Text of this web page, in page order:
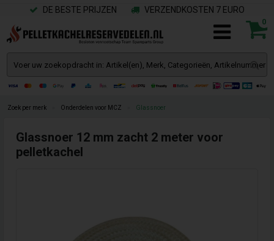
DE BESTE PRIJZEN VERZENDKOSTEN 7 EURO
0
Zoek per merk Onderdelen voor MCZ Glassnoer
Glassnoer 12 mm zacht 2 meter voor
pelletkachel